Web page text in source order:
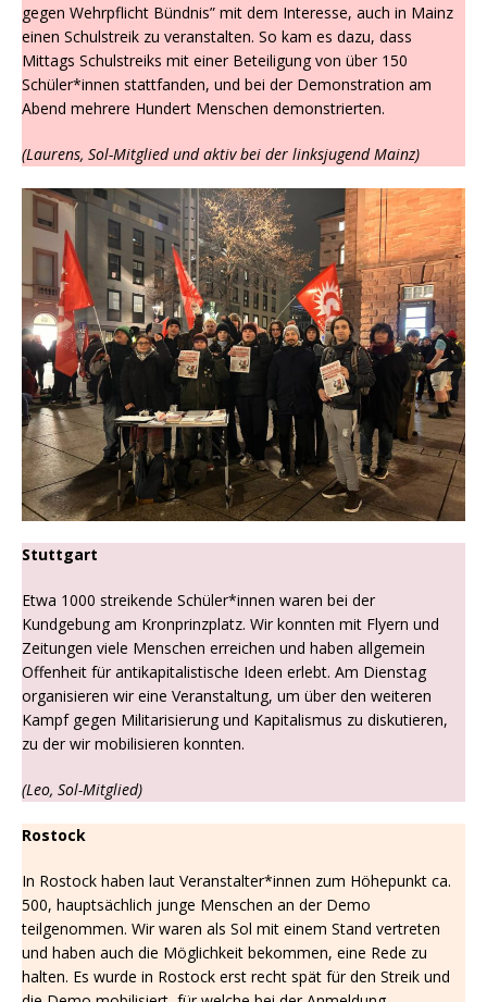
gegen Wehrpflicht Bündnis” mit dem Interesse, auch in Mainz
einen Schulstreik zu veranstalten. So kam es dazu, dass
Mittags Schulstreiks mit einer Beteiligung von über 150
Schüler*innen stattfanden, und bei der Demonstration am
Abend mehrere Hundert Menschen demonstrierten.
(Laurens, Sol-Mitglied und aktiv bei der linksjugend Mainz)
Stuttgart
Etwa 1000 streikende Schüler*innen waren bei der
Kundgebung am Kronprinzplatz. Wir konnten mit Flyern und
Zeitungen viele Menschen erreichen und haben allgemein
Offenheit für antikapitalistische Ideen erlebt. Am Dienstag
organisieren wir eine Veranstaltung, um über den weiteren
Kampf gegen Militarisierung und Kapitalismus zu diskutieren,
zu der wir mobilisieren konnten.
(Leo, Sol-Mitglied)
Rostock
In Rostock haben laut Veranstalter*innen zum Höhepunkt ca.
500, hauptsächlich junge Menschen an der Demo
teilgenommen. Wir waren als Sol mit einem Stand vertreten
und haben auch die Möglichkeit bekommen, eine Rede zu
halten. Es wurde in Rostock erst recht spät für den Streik und